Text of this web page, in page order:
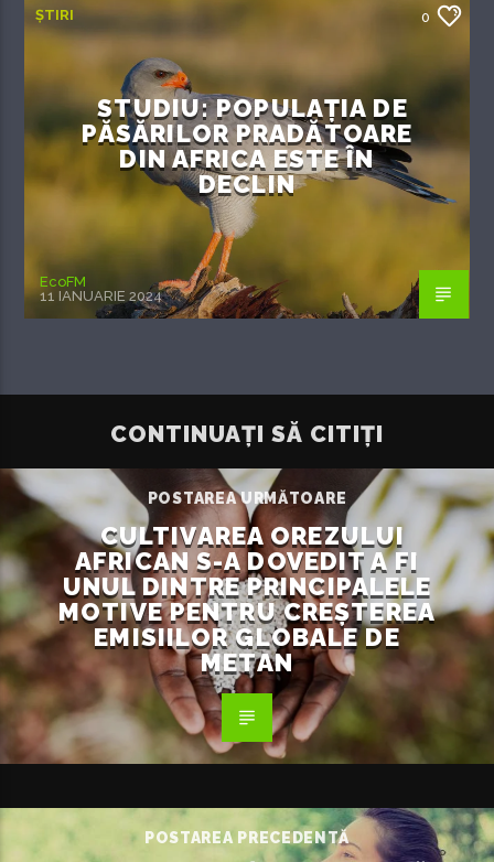
ȘTIRI 0
STUDIU: POPULAȚIA DE
PĂSĂRILOR PRADĂTOARE
DIN AFRICA ESTE ÎN
DECLIN
EcoFM
11 IANUARIE 2024
CONTINUAȚI SĂ CITIȚI
POSTAREA URMĂTOARE
CULTIVAREA OREZULUI
AFRICAN S-A DOVEDIT A FI
UNUL DINTRE PRINCIPALELE
MOTIVE PENTRU CREȘTEREA
EMISIILOR GLOBALE DE
METAN
POSTAREA PRECEDENTĂ